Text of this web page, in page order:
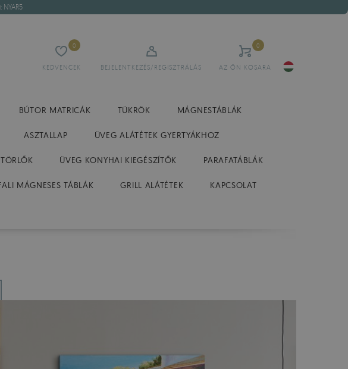
NYAR5
KEDVENCEK
0
BEJELENTKEZÉS/REGISZTRÁLÁS AZ ÖN KOSARA
0
BÚTOR MATRICÁK TÜKRÖK MÁGNESTÁBLÁK
ASZTALLAP ÜVEG ALÁTÉTEK GYERTYÁKHOZ
ÜVEG KONYHAI KIEGÉSZÍTŐK PARAFATÁBLÁK
MÁGNESES TÁBLÁK GRILL ALÁTÉTEK KAPCSOLAT